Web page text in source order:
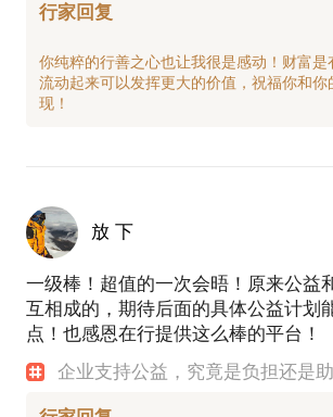
行家回复
你纯粹的行善之心也让我很是感动！财富是
流动起来可以发挥更大的价值，祝福你和你
放 下
一级棒！超值的一次会晤！原来公益
互相成的，期待后面的具体公益计划
点！也感恩在行提供这么棒的平台！
企业支持公益，究竟是负担还是